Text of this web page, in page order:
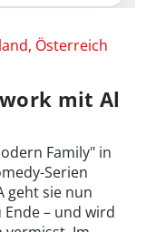
Österreich
mit Al
Family" in
Serien
geht sie nun
– und wird